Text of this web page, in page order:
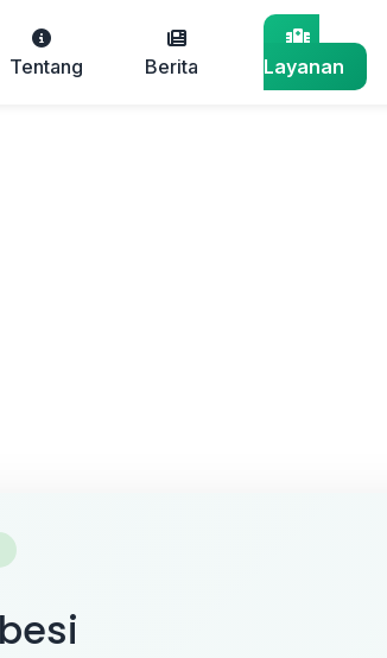
Tentang Berita Layanan